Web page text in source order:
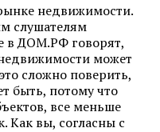
недвижимости.
слушателям
в ДОМ.РФ говорят,
может
сложно поверить,
быть, потому что
все меньше
Как вы, согласны с